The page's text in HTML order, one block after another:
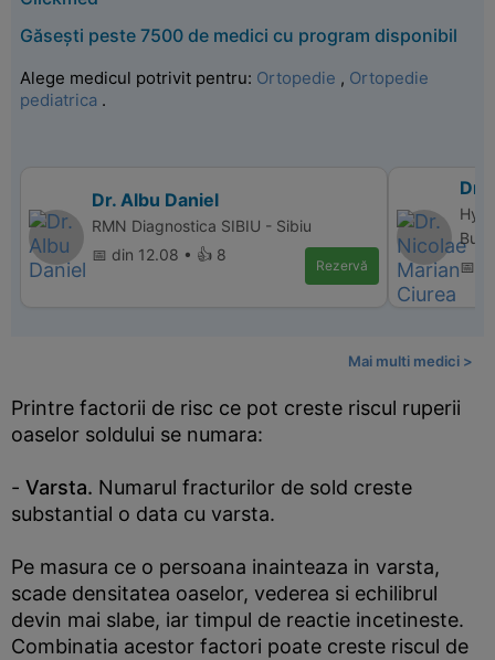
Găsești peste 7500 de medici cu program disponibil
Alege medicul potrivit pentru: Ortopedie , Ortopedie
pediatrica .
Dr. Albu Daniel
RMN Diagnostica SIBIU - Sibiu
📅 din 12.08 • 👍 8
Rezervă
Dr.
📅
Mai multi medici >
Printre factorii de risc ce pot creste riscul ruperii
oaselor soldului se numara:
- Varsta. Numarul fracturilor de sold creste
substantial o data cu varsta.
Pe masura ce o persoana inainteaza in varsta,
scade densitatea oaselor, vederea si echilibrul
devin mai slabe, iar timpul de reactie incetineste.
Combinatia acestor factori poate creste riscul de